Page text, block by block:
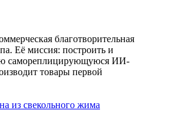
благотворительная
Её миссия: построить и
самореплицирующуюся ИИ-
товары первой